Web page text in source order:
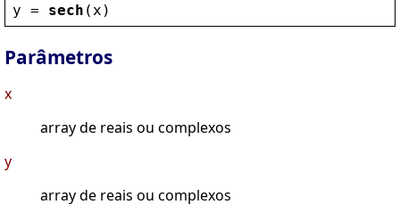
y = sech ( x )
Parâmetros
x
array de reais ou complexos
y
array de reais ou complexos